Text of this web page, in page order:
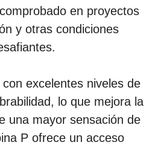
en proyectos
y otras condiciones
excelentes niveles de
lo que mejora la
una mayor sensación de
P ofrece un acceso